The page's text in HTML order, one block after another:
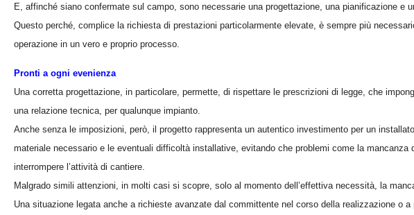
E, affinché siano confermate sul campo, sono necessarie una progettazione, una pianificazione e
Questo perché, complice la richiesta di prestazioni particolarmente elevate, è sempre più
operazione in un vero e proprio processo.
Pronti a ogni evenienza
Una corretta progettazione, in particolare, permette, di rispettare le prescrizioni di legge, che
una relazione tecnica, per qualunque impianto.
Anche senza le imposizioni, però, il progetto rappresenta un autentico investimento per un
materiale necessario e le eventuali difficoltà installative, evitando che problemi come la
interrompere l’attività di cantiere.
Malgrado simili attenzioni, in molti casi si scopre, solo al momento dell’effettiva necessità, la
Una situazione legata anche a richieste avanzate dal committente nel corso della realizzazione o a